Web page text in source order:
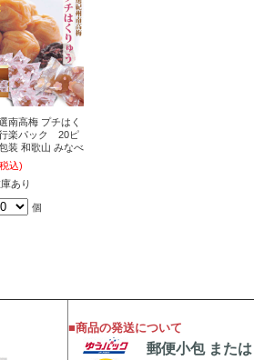
南高梅 プチはく
楽パック 20ピ
装 和歌山 みなべ
込)
あり
個
■商品の発送について
郵便小包 または